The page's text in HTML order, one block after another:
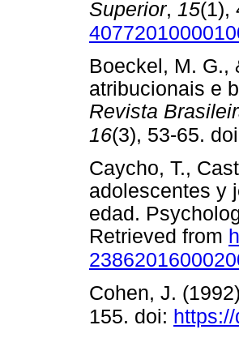
Superior, 15(1),
Boeckel, M. G.,
atribucionais e
Revista
16(3), 53-65.
Caycho, T.,
adolescentes y
edad.
Retrieved from
Cohen, J.
155. doi: